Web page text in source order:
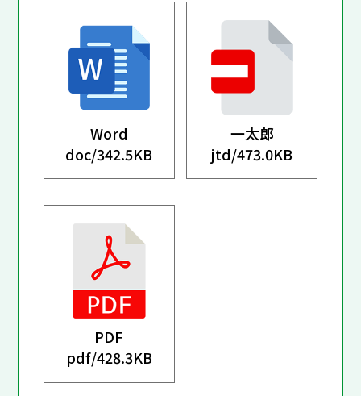
Word
doc/342.5KB
一太郎
jtd/473.0KB
PDF
pdf/428.3KB